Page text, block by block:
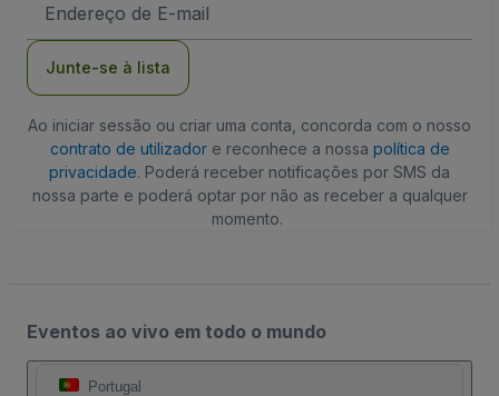
de
Junte-se à lista
Ao iniciar sessão ou criar uma conta, concorda com o nosso
contrato de utilizadore reconhece a nossa política de
privacidade. Poderá receber notificações por SMS da
nossa parte e poderá optar por não as receber a qualquer
momento.
Eventos ao vivo em todo o mundo
Portugal